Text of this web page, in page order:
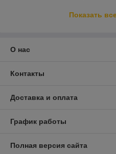
Показать
О нас
Контакты
Доставка и оплата
График работы
Полная версия сайта